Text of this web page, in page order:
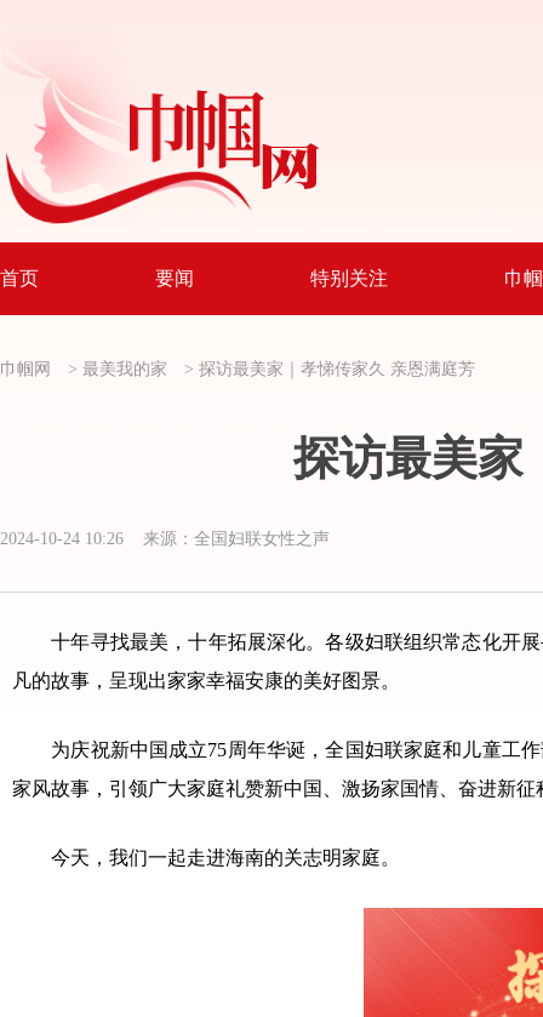
首页 要闻 特别关注 巾
巾帼网 > 最美我的家 > 探访最美家｜孝悌传家久 亲恩满庭芳
探访最美家
2024-10-24 10:26 来源：全国妇联女性之声
十年寻找最美，十年拓展深化。各级妇联组织常态化开展
凡的故事，呈现出家家幸福安康的美好图景。
为庆祝新中国成立75周年华诞，全国妇联家庭和儿童工作
家风故事，引领广大家庭礼赞新中国、激扬家国情、奋进新征
今天，我们一起走进海南的关志明家庭。